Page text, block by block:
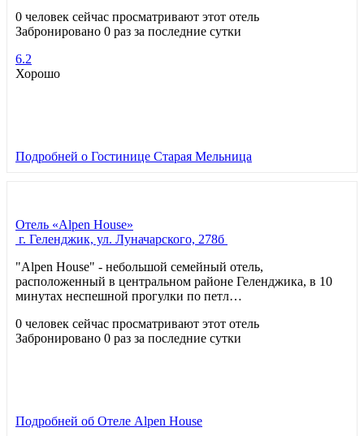
0 человек сейчас просматривают этот отель
Забронировано 0 раз за последние сутки
6.2
Хорошо
Подробней о Гостинице Старая Мельница
Отель «Alpen House»
г. Геленджик, ул. Луначарского, 278б
"Alpen House" - небольшой семейный отель,
расположенный в центральном районе Геленджика, в 10
минутах неспешной прогулки по петл…
0 человек сейчас просматривают этот отель
Забронировано 0 раз за последние сутки
Подробней об Отеле Alpen House